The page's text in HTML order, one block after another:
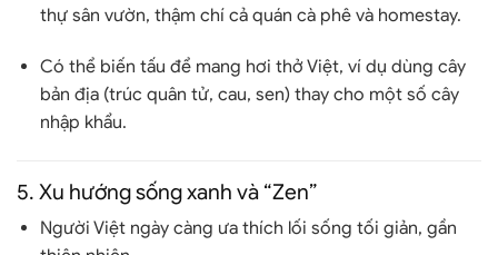
thự sân vườn, thậm chí cả quán cà phê và homestay.
Có thể biến tấu để mang hơi thở Việt, ví dụ dùng cây
bản địa (trúc quân tử, cau, sen) thay cho một số cây
nhập khẩu.
5. Xu hướng sống xanh và “Zen”
Người Việt ngày càng ưa thích lối sống tối giản, gần